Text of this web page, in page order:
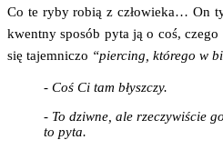
Co te ryby robią z czło­wie­ka… On
kwent­ny spo­sób pyta ją o coś,
się tajem­ni­czo “pier­cing, któ­re­go w
- Coś Ci tam błyszczy.
- To dziw­ne, ale rze­czy­wi­ście
to pyta.